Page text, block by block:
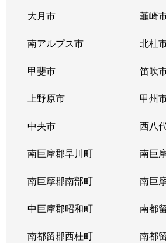
大月市 韮崎
南アルプス市 北杜
甲斐市 笛吹
上野原市 甲州
中央市 西八
南巨摩郡早川町 南巨
南巨摩郡南部町 南巨
中巨摩郡昭和町 南都
南都留郡西桂町 南都